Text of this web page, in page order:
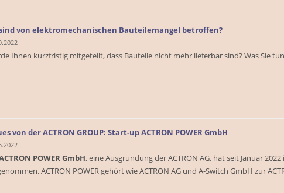
von elektromechanischen Bauteilemangel betroffen?
Ihnen kurzfristig mitgeteilt, dass Bauteile nicht mehr lieferbar sind? Was Sie
von der ACTRON GROUP: Start-up ACTRON POWER GmbH
POWER GmbH, eine Ausgründung der ACTRON AG, hat seit Januar
ACTRON POWER gehört wie ACTRON AG und A-Switch GmbH zur